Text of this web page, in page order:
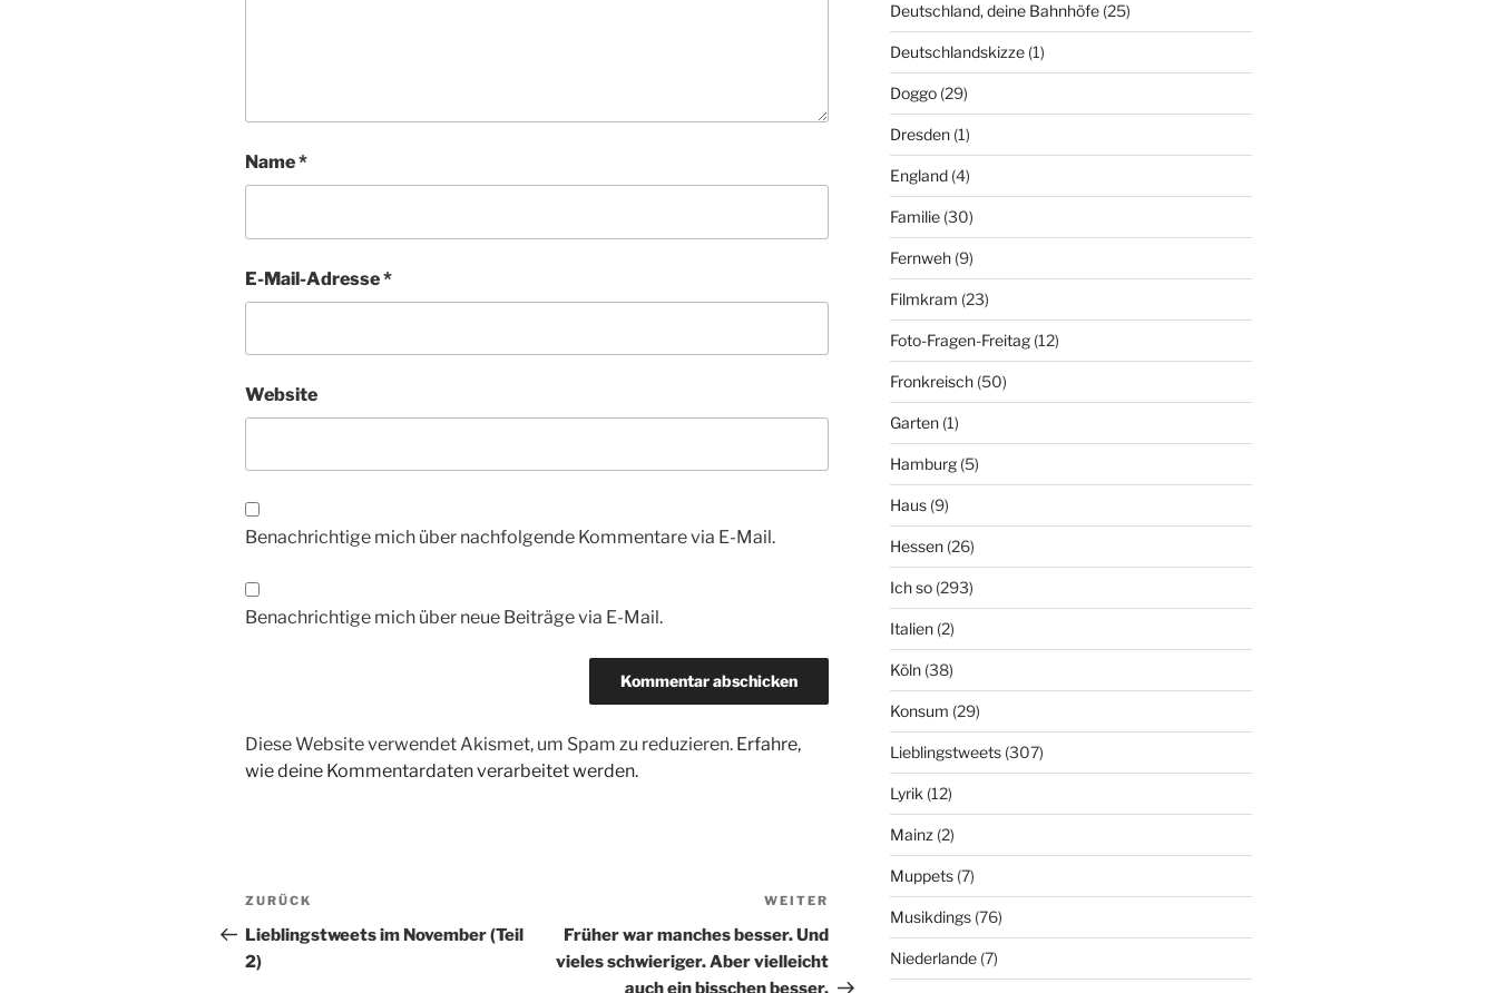
Name*
E-Mail-Adresse*
Website
Benachrichtige mich über nachfolgende Kommentare via E-Mail.
Benachrichtige mich über neue Beiträge via E-Mail.
Diese Website verwendet Akismet, um Spam zu reduzieren. Erfahre,
wie deine Kommentardaten verarbeitet werden.
Beitragsnavigation
Vorheriger
Beitrag
ZURÜCK
Lieblingstweets im November (Teil
2)
Nächster
Beitrag
WEITER
Früher war manches besser. Und
vieles schwieriger. Aber vielleicht
auch ein bisschen besser.
Deutschland, deine Bahnhöfe(25)
Deutschlandskizze(1)
Doggo(29)
Dresden(1)
England(4)
Familie(30)
Fernweh(9)
Filmkram (23)
Foto-Fragen-Freitag(12)
Fronkreisch(50)
Garten(1)
Hamburg(5)
Haus(9)
Hessen(26)
Ich so(293)
Italien(2)
Köln(38)
Konsum (29)
Lieblingstweets(307)
Lyrik (12)
Mainz (2)
Muppets(7)
Musikdings(76)
Niederlande(7)